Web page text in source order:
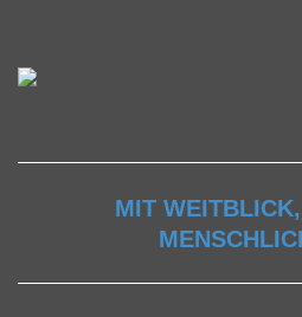
MIT